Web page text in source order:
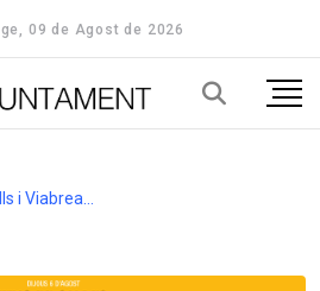
09 de Agost de 2026